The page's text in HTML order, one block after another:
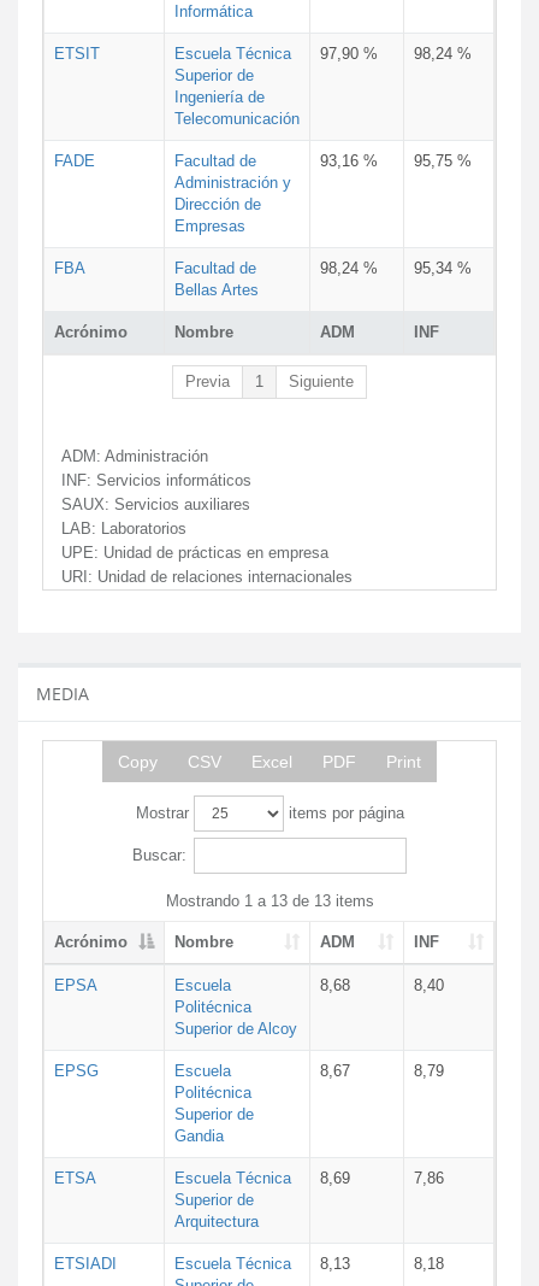
Acrónimo Nombre ADM INF
Informática
ETSIT
Escuela Técnica
Superior de
Ingeniería de
Telecomunicación
97,90 % 98,24 %
FADE
Facultad de
Administración y
Dirección de
Empresas
93,16 % 95,75 %
FBA
Facultad de
Bellas Artes
98,24 % 95,34 %
Previa 1 Siguiente
ADM: Administración
INF: Servicios informáticos
SAUX: Servicios auxiliares
LAB: Laboratorios
UPE: Unidad de prácticas en empresa
URI: Unidad de relaciones internacionales
MEDIA
Copy CSV Excel PDF Print
Mostrar items por página
Buscar:
Mostrando 1 a 13 de 13 items
Acrónimo Nombre ADM INF
EPSA
Escuela
Politécnica
Superior de Alcoy
8,68 8,40
EPSG
Escuela
Politécnica
Superior de
Gandia
8,67 8,79
ETSA
Escuela Técnica
Superior de
Arquitectura
8,69 7,86
ETSIADI
Escuela Técnica
8,13 8,18